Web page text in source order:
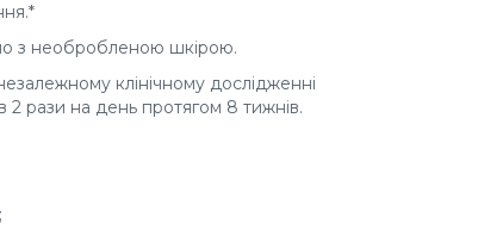
з необробленою шкірою.
клінічному дослідженні
2 рази на день протягом 8 тижнів.
;